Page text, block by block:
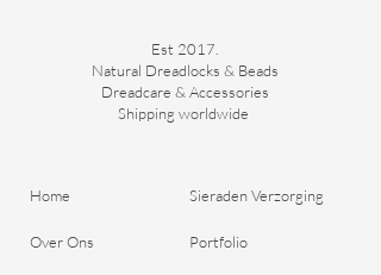
Est 2017.
Natural Dreadlocks & Beads
Dreadcare & Accessories
Shipping worldwide ​
Home
Over Ons
Sieraden Verzorging
Portfolio